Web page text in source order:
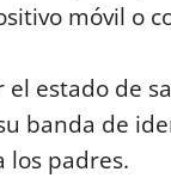
móvil o
estado de
banda de
los padres.